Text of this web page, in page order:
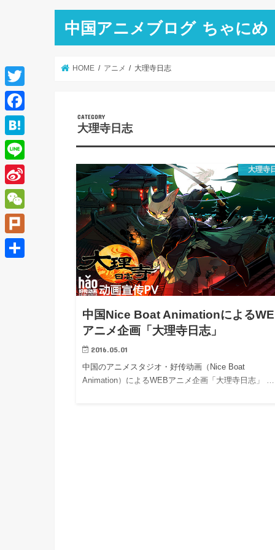
中国アニメブログ ちゃにめ
HOME アニメ 大理寺日志
大理寺日志
大理寺
中国Nice Boat Animationによる
アニメ企画「大理寺日志」
2016.05.01
中国のアニメスタジオ・好传动画（Nice Boat
Animation）によるWEBアニメ企画「大理寺日志」 …
T
w
i
t
e
r
F
a
c
e
b
o
o
k
H
a
t
e
a
L
i
n
e
S
i
n
a
W
e
C
P